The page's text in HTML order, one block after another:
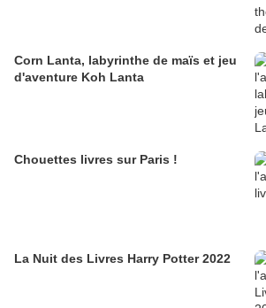
Corn Lanta, labyrinthe de maïs et jeu
d'aventure Koh Lanta
Chouettes livres sur Paris !
La Nuit des Livres Harry Potter 2022